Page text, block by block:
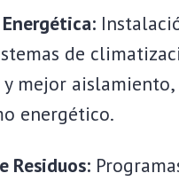
de
mejor
energético.
Residuos: